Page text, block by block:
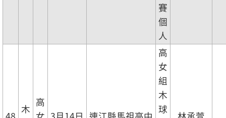
賽
個
人
48
木
高
女 3月14日 連江縣馬祖高中
高
女
組
木
球
林承萱